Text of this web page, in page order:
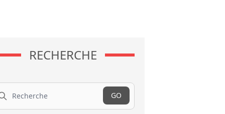
RECHERCHE
GO